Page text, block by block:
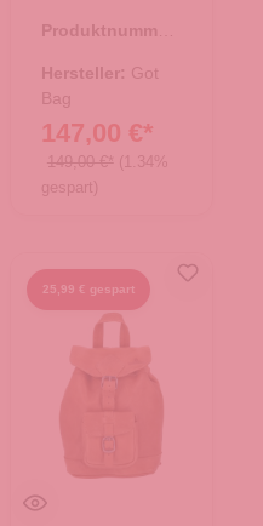
Produktnummer:
Hersteller: Got
Bag
147,00 €*
149,00 €* (1.34%
gespart)
25,99 € gespart